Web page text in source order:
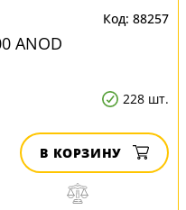
88257
ANOD
228 шт.
В КОРЗИНУ